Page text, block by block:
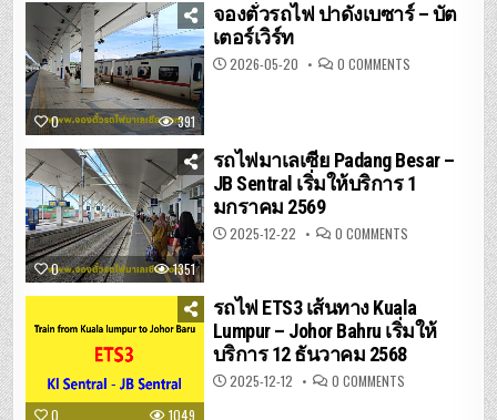
ชายแดน
มาเลเซีย
0 391
จองตั๋วรถไฟ ปาดังเบซาร์ – บัต
เตอร์เวิร์ท
2026-05-20 0 COMMENTSON
จอง
ซาร์
–
บัต
เต
0 1351
รถไฟมาเลเซีย Padang Besar –
JB Sentral เริ่มให้บริการ 1
มกราคม 2569
2025-12-22 0 COMMENTSON
รถไฟ
–
JB
SENTRAL
เริ่ม
ให้
บริการ
0 1049
รถไฟ ETS3 เส้นทาง Kuala
Lumpur – Johor Bahru เริ่มให้
บริการ 12 ธันวาคม 2568
2025-12-12 0 COMMENTSON
รถไฟ